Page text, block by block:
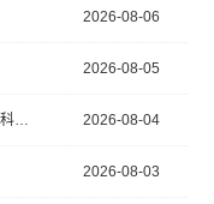
2026-08-06
2026-08-05
新手爸妈必看！｜新生儿居家护理全攻略，科学带娃不踩坑 2026-08-04
2026-08-03